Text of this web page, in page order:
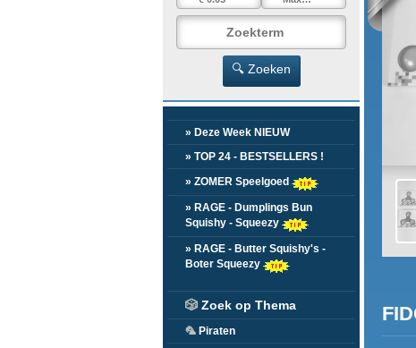
🔍 Zoeken
» Deze Week NIEUW
» TOP 24 - BESTSELLERS !
» ZOMER Speelgoed
» RAGE - Dumplings Bun
Squishy - Squeezy
» RAGE - Butter Squishy's -
Boter Squeezy
🎲 Zoek op Thema
🦜 Piraten